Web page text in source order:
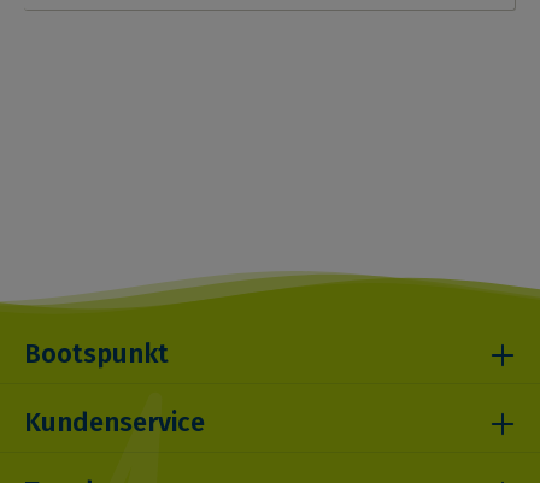
Bootspunkt
Kundenservice